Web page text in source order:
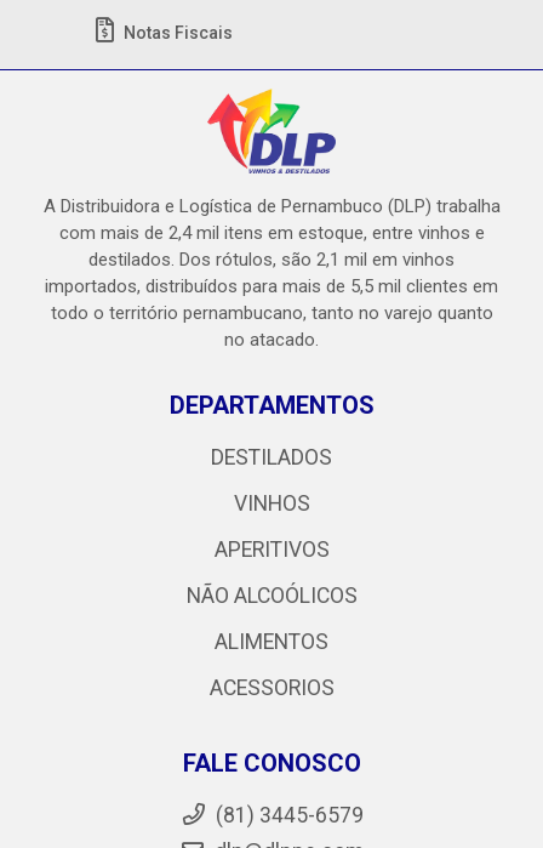
Notas Fiscais
A Distribuidora e Logística de Pernambuco (DLP) trabalha
com mais de 2,4 mil itens em estoque, entre vinhos e
destilados. Dos rótulos, são 2,1 mil em vinhos
importados, distribuídos para mais de 5,5 mil clientes em
todo o território pernambucano, tanto no varejo quanto
no atacado.
DEPARTAMENTOS
DESTILADOS
VINHOS
APERITIVOS
NÃO ALCOÓLICOS
ALIMENTOS
ACESSORIOS
FALE CONOSCO
(81) 3445-6579